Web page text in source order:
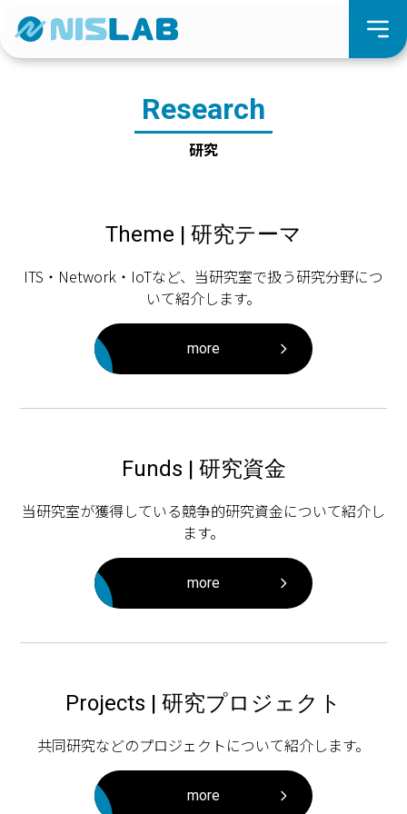
Research
研究
Theme | 研究テーマ
ITS・Network・IoTなど、当研究室で扱う研究分野につ
いて紹介します。
more
Funds | 研究資金
当研究室が獲得している競争的研究資金について紹介し
ます。
more
Projects | 研究プロジェクト
共同研究などのプロジェクトについて紹介します。
more